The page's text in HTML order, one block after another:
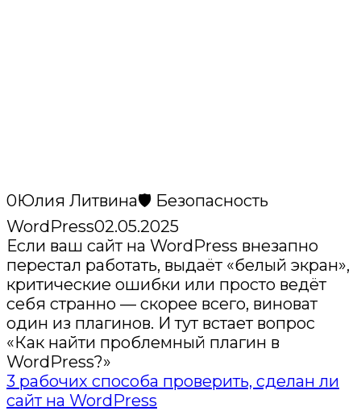
0Юлия Литвина🛡️ Безопасность
WordPress02.05.2025
Если ваш сайт на WordPress внезапно
перестал работать, выдаёт «белый экран»,
критические ошибки или просто ведёт
себя странно — скорее всего, виноват
один из плагинов. И тут встает вопрос
«Как найти проблемный плагин в
WordPress?»
3 рабочих способа проверить, сделан ли
сайт на WordPress